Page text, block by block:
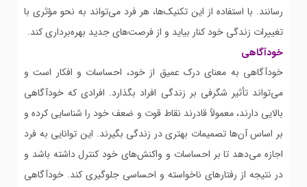
رسانند. با استفاده از این تکنیک‌ها، هر فرد می‌تواند به نحو مؤثری با
تغییرات زندگی خود کنار بیاید و از فرصت‌های جدید بهره‌برداری کند.
خودآگاهی
خودآگاهی به معنای درک عمیق از خود، احساسات و افکار است و
می‌تواند تأثیر شگرفی بر زندگی افراد بگذارد. افرادی که خودآگاهی
بالایی دارند، معمولاً قادرند نقاط قوت و ضعف خود را شناسایی کرده و
بر اساس آن‌ها تصمیمات بهتری در زندگی بگیرند. این توانایی به فرد
اجازه می‌دهد تا بر احساسات و واکنش‌های خود کنترل داشته باشد و
در نتیجه از رفتارهای ناخواسته و احساسی جلوگیری کند. خودآگاهی